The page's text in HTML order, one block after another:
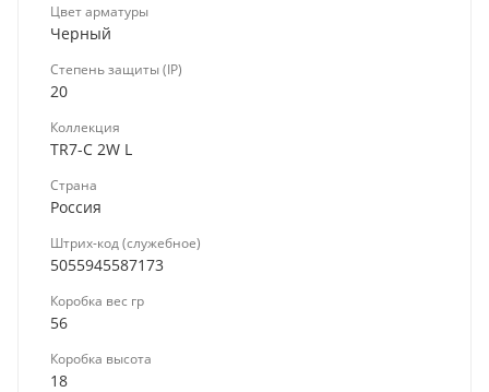
Цвет арматуры
Черный
Степень защиты (IP)
20
Коллекция
TR7-C 2W L
Страна
Россия
Штрих-код (служебное)
5055945587173
Коробка вес гр
56
Коробка высота
18